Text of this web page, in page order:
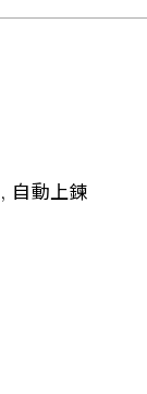
, 自動上鍊